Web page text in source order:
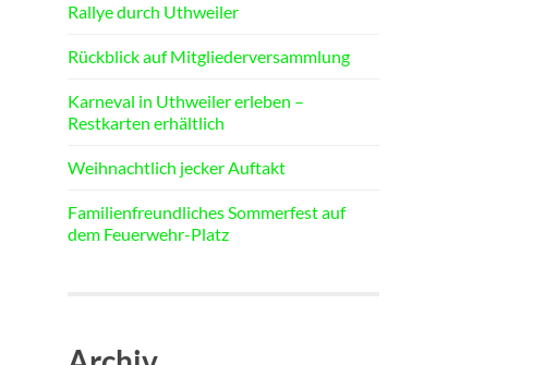
Rallye durch Uthweiler
Rückblick auf Mitgliederversammlung
Karneval in Uthweiler erleben –
Restkarten erhältlich
Weihnachtlich jecker Auftakt
Familienfreundliches Sommerfest auf
dem Feuerwehr-Platz